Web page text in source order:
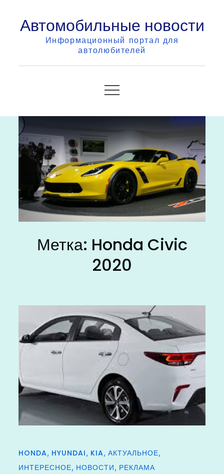
contentАвтомобильные новости
Информационный портал для
автолюбителей
Метка: Honda Civic
2020
HONDA HYUNDAI KIA АКТУАЛЬНОЕ
ИНТЕРЕСНОЕ НОВОСТИ РЕКЛАМА